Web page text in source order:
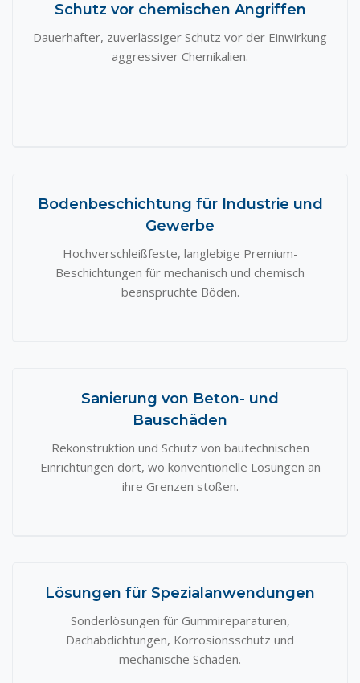
Schutz vor chemischen Angriffen
Dauerhafter, zuverlässiger Schutz vor der Einwirkung
aggressiver Chemikalien.
Bodenbeschichtung für Industrie und
Gewerbe
Hochverschleißfeste, langlebige Premium-
Beschichtungen für mechanisch und chemisch
beanspruchte Böden.
Sanierung von Beton- und
Bauschäden
Rekonstruktion und Schutz von bautechnischen
Einrichtungen dort, wo konventionelle Lösungen an
ihre Grenzen stoßen.
Lösungen für Spezialanwendungen
Sonderlösungen für Gummireparaturen,
Dachabdichtungen, Korrosionsschutz und
mechanische Schäden.